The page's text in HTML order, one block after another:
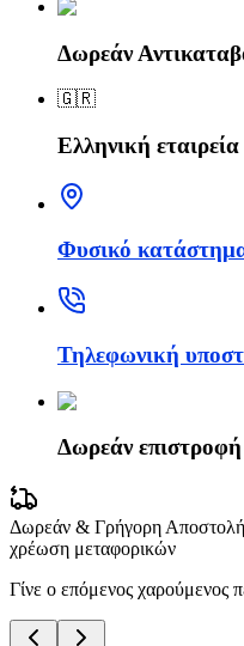
Δωρεάν
🇬🇷
Ελληνική εταιρεία
Φυσικό
Τηλεφωνική
Δωρεάν επιστροφή
Δωρεάν & Γρήγορη Αποστολή
χρέωση μεταφορικών
Γίνε ο επόμενος χαρούμενος